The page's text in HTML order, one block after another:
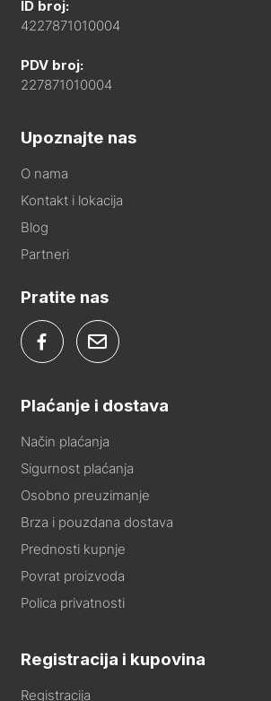
ID broj:
4227871010004
PDV broj:
227871010004
Upoznajte nas
O nama
Kontakt i lokacija
Blog
Partneri
Pratite nas
Plaćanje i dostava
Način plaćanja
Sigurnost plaćanja
Osobno preuzimanje
Brza i pouzdana dostava
Prednosti kupnje
Povrat proizvoda
Polica privatnosti
Registracija i kupovina
Registracija